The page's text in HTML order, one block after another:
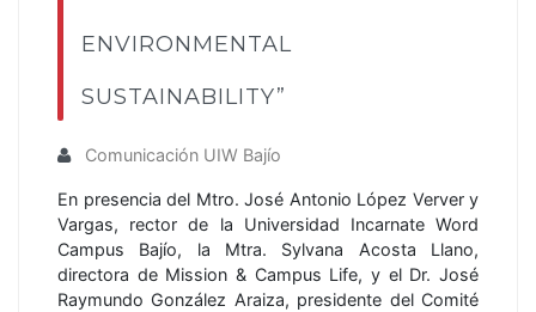
ENVIRONMENTAL
SUSTAINABILITY”
Comunicación UIW Bajío
En presencia del Mtro. José Antonio López Verver y
Vargas, rector de la Universidad Incarnate Word
Campus Bajío, la Mtra. Sylvana Acosta Llano,
directora de Mission & Campus Life, y el Dr. José
Raymundo González Araiza, presidente del Comité